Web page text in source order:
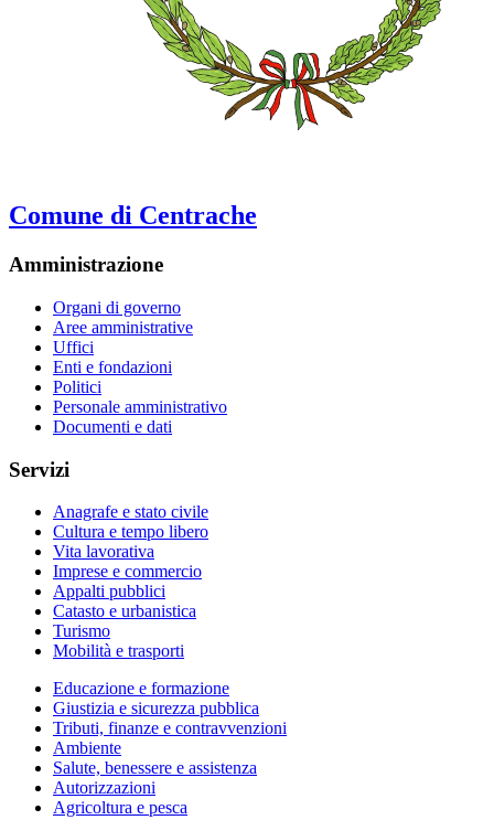
Comune di Centrache
Amministrazione
Organi di governo
Aree amministrative
Uffici
Enti e fondazioni
Politici
Personale amministrativo
Documenti e dati
Servizi
Anagrafe e stato civile
Cultura e tempo libero
Vita lavorativa
Imprese e commercio
Appalti pubblici
Catasto e urbanistica
Turismo
Mobilità e trasporti
Educazione e formazione
Giustizia e sicurezza pubblica
Tributi, finanze e contravvenzioni
Ambiente
Salute, benessere e assistenza
Autorizzazioni
Agricoltura e pesca